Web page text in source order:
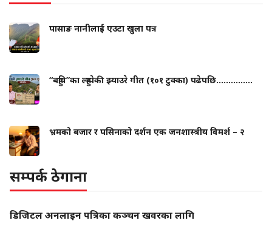
पासाङ नानीलाई एउटा खुला पत्र
“बहुवि”का ल्हुम्पेकी झ्याउरे गीत (१०१ टुक्का) पढेपछि...............
भ्रमको बजार र पसिनाको दर्शन एक जनशास्त्रीय विमर्श – २
सम्पर्क ठेगाना
डिजिटल अनलाइन पत्रिका कञ्चन खवरका लागि